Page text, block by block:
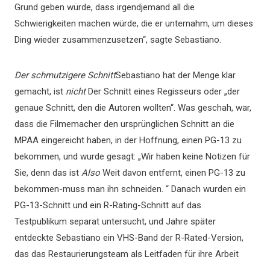
Grund geben würde, dass irgendjemand all die
Schwierigkeiten machen würde, die er unternahm, um dieses
Ding wieder zusammenzusetzen“, sagte Sebastiano.
Der schmutzigere SchnittSebastiano hat der Menge klar
gemacht, ist nichtDer Schnitt eines Regisseurs oder „der
genaue Schnitt, den die Autoren wollten“. Was geschah, war,
dass die Filmemacher den ursprünglichen Schnitt an die
MPAA eingereicht haben, in der Hoffnung, einen PG-13 zu
bekommen, und wurde gesagt: „Wir haben keine Notizen für
Sie, denn das ist Also Weit davon entfernt, einen PG-13 zu
bekommen-muss man ihn schneiden. “ Danach wurden ein
PG-13-Schnitt und ein R-Rating-Schnitt auf das
Testpublikum separat untersucht, und Jahre später
entdeckte Sebastiano ein VHS-Band der R-Rated-Version,
das das Restaurierungsteam als Leitfaden für ihre Arbeit